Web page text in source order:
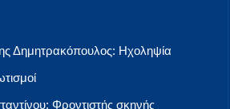
Δημητρακόπουλος: Ηχοληψία
Φροντιστής σκηνής